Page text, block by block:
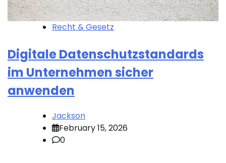
Recht & Gesetz
Digitale Datenschutzstandards
im Unternehmen sicher
anwenden
Jackson
February 15, 2026
0